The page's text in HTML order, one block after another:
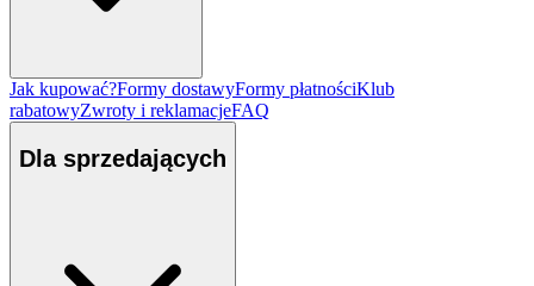
Jak kupować?Formy dostawyFormy płatnościKlub
rabatowyZwroty i reklamacjeFAQ
Dla sprzedających